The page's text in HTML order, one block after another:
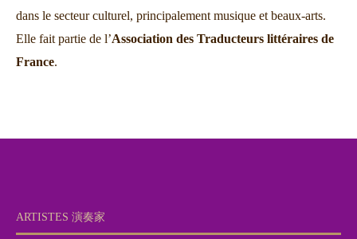
dans le secteur culturel, principalement musique et beaux-arts.
Elle fait partie de l’Association des Traducteurs littéraires de
France.
ARTISTES 演奏家